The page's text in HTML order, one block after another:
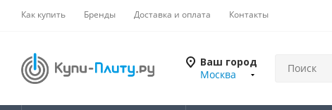
Как купить Бренды Доставка и оплата Контакты
Ваш город
Москва